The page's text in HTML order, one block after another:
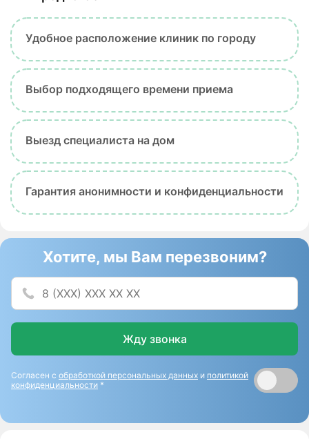
Удобное расположение клиник по городу
Выбор подходящего времени приема
Выезд специалиста на дом
Гарантия анонимности и конфиденциальности
Хотите, мы Вам перезвоним?
Жду звонка
Согласен с обработкой персональных данных и политикой
конфиденциальности *